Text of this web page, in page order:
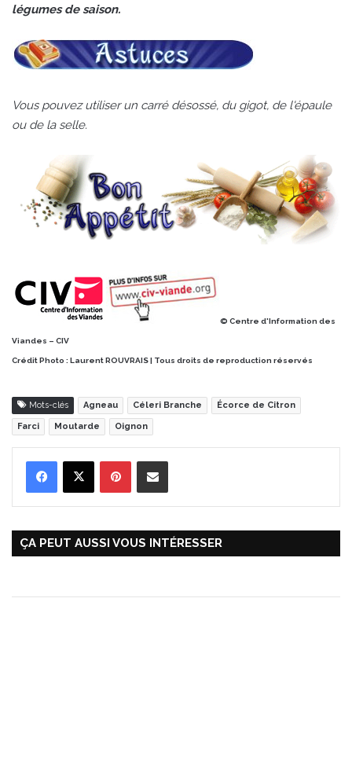
légumes de saison.
Vous pouvez utiliser un carré désossé, du gigot, de l'épaule
ou de la selle.
© Centre d'Information des
Viandes – CIV
Crédit Photo : Laurent ROUVRAIS | Tous droits de reproduction réservés
Mots-clés Agneau Céleri Branche Écorce de Citron
Farci Moutarde Oignon
ÇA PEUT AUSSI VOUS INTÉRESSER